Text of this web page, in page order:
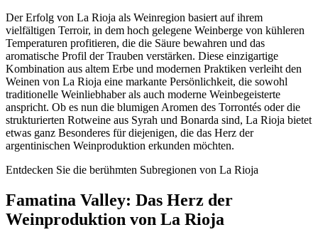
Der Erfolg von La Rioja als Weinregion basiert auf ihrem
vielfältigen Terroir, in dem hoch gelegene Weinberge von kühleren
Temperaturen profitieren, die die Säure bewahren und das
aromatische Profil der Trauben verstärken. Diese einzigartige
Kombination aus altem Erbe und modernen Praktiken verleiht den
Weinen von La Rioja eine markante Persönlichkeit, die sowohl
traditionelle Weinliebhaber als auch moderne Weinbegeisterte
anspricht. Ob es nun die blumigen Aromen des Torrontés oder die
strukturierten Rotweine aus Syrah und Bonarda sind, La Rioja bietet
etwas ganz Besonderes für diejenigen, die das Herz der
argentinischen Weinproduktion erkunden möchten.
Entdecken Sie die berühmten Subregionen von La Rioja
Famatina Valley: Das Herz der
Weinproduktion von La Rioja